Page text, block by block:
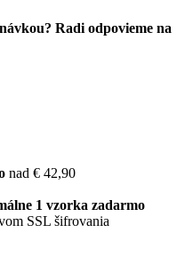
Radi odpovieme na
nad € 42,90
1 vzorka zadarmo
SSL šifrovania